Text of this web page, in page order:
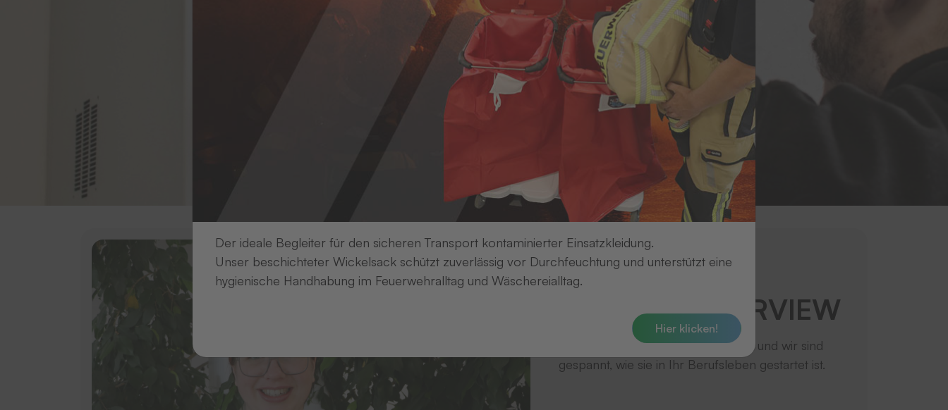
Neuester Beitrag
AZUBI IM INTERVIEW
Seit 01. September ist Rose bei uns und wir sind
gespannt, wie sie in Ihr Berufsleben gestartet ist.
Der ideale Begleiter für den sicheren Transport kontaminierter Einsatzkleidung.
Unser beschichteter Wickelsack schützt zuverlässig vor Durchfeuchtung und unterstützt eine
hygienische Handhabung im Feuerwehralltag und Wäschereialltag.
Hier klicken!